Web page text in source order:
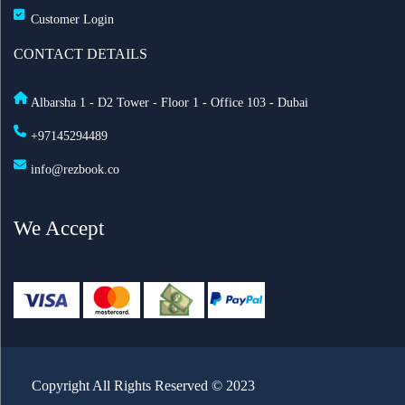
التغييرات الجديدة؟
طيران الرياض تطلق أولى رحلاتها اليومية إلى لندن
تعليق الطيران في مطار دكا الدولي في بنغلاديش
Customer Login
CONTACT DETAILS
Albarsha 1 - D2 Tower - Floor 1 - Office 103 - Dubai
+97145294489
info@rezbook.co
We Accept
Copyright All Rights Reserved © 2023